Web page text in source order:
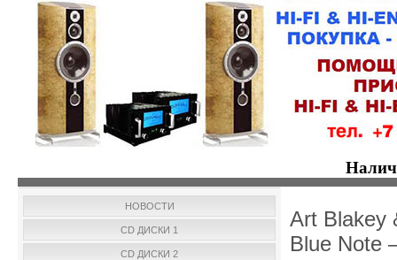
НОВОСТИ
CD ДИСКИ 1
CD ДИСКИ 2
Art Blakey
Blue Note